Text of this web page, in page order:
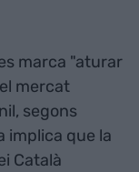
marca "aturar
mercat
segons
implica que la
Català